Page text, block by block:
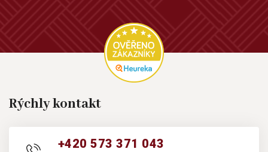
Rýchly kontakt
+420 573 371 043